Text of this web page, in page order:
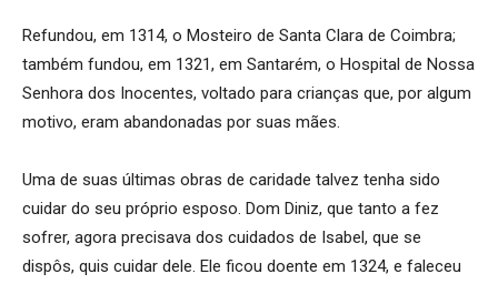
Refundou, em 1314, o Mosteiro de Santa Clara de Coimbra;
também fundou, em 1321, em Santarém, o Hospital de Nossa
Senhora dos Inocentes, voltado para crianças que, por algum
motivo, eram abandonadas por suas mães.
Uma de suas últimas obras de caridade talvez tenha sido
cuidar do seu próprio esposo. Dom Diniz, que tanto a fez
sofrer, agora precisava dos cuidados de Isabel, que se
dispôs, quis cuidar dele. Ele ficou doente em 1324, e faleceu